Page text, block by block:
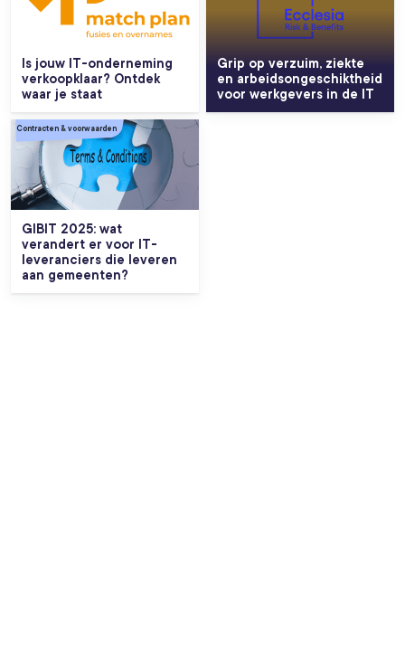
Is jouw IT-onderneming
verkoopklaar? Ontdek
waar je staat
Grip op verzuim, ziekte
en arbeidsongeschiktheid
voor werkgevers in de IT
GIBIT 2025: wat
verandert er voor IT-
leveranciers die leveren
aan gemeenten?
Contracten & voorwaarden